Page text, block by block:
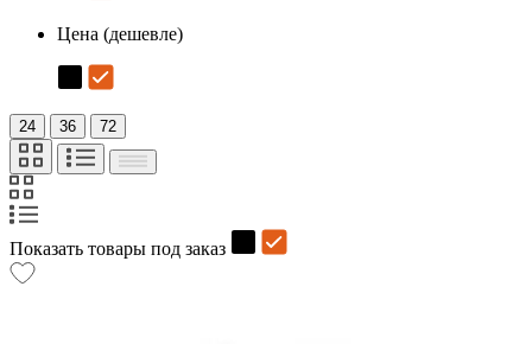
Цена (дешевле)
24 36 72
Показать товары под заказ